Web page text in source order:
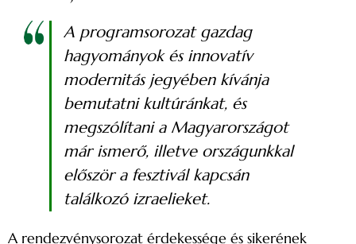
A programsorozat gazdag
hagyományok és innovatív
modernitás jegyében kívánja
bemutatni kultúránkat, és
megszólítani a Magyarországot
már ismerő, illetve országunkkal
először a fesztivál kapcsán
találkozó izraelieket.
A rendezvénysorozat érdekessége és sikerének